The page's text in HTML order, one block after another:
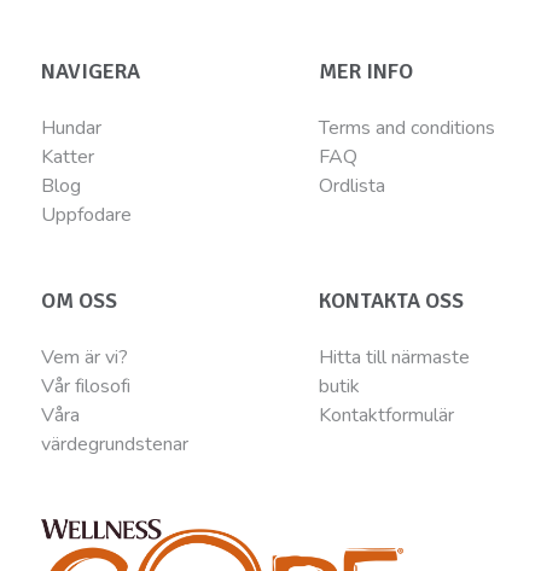
NAVIGERA
Hundar
Katter
Blog
Uppfodare
MER INFO
Terms and conditions
FAQ
Ordlista
OM OSS
Vem är vi?
Vår filosofi
Våra
värdegrundstenar
KONTAKTA OSS
Hitta till närmaste
butik
Kontaktformulär